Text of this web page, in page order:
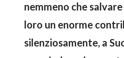
nemmeno che
loro un enorme
silenziosamente, a